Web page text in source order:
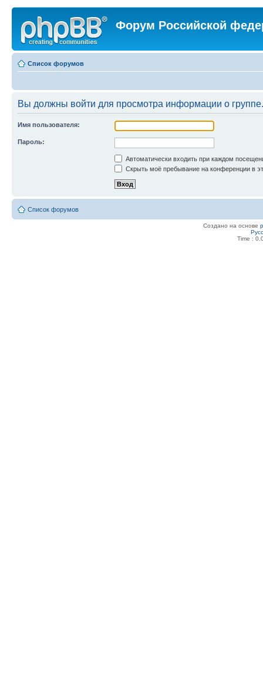
Форум Российской
Список форумов
Вы должны войти для просмотра информации о группе.
Имя пользователя:
Пароль:
Автоматически входить при каждом
Скрыть моё пребывание на конференции в
Список форумов
Создано на основе
Time :